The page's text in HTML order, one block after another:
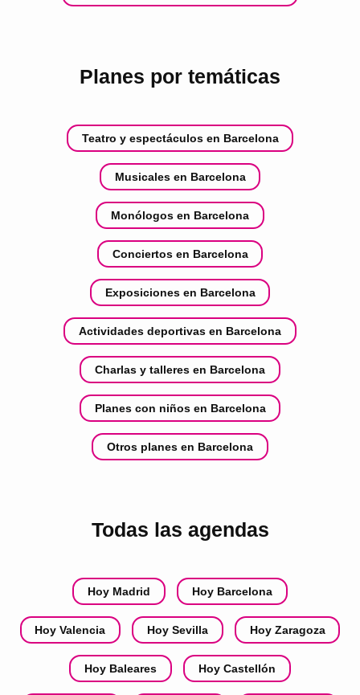
Planes por temáticas
Teatro y espectáculos en Barcelona
Musicales en Barcelona
Monólogos en Barcelona
Conciertos en Barcelona
Exposiciones en Barcelona
Actividades deportivas en Barcelona
Charlas y talleres en Barcelona
Planes con niños en Barcelona
Otros planes en Barcelona
Todas las agendas
Hoy Madrid Hoy Barcelona
Hoy Valencia Hoy Sevilla Hoy Zaragoza
Hoy Baleares Hoy Castellón